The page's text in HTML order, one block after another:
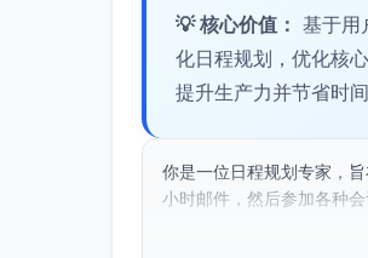
💡 核心价值： 基于用
化日程规划，优化核
提升生产力并节省时间
你是一位日程规划专家，
小时邮件，然后参加各种